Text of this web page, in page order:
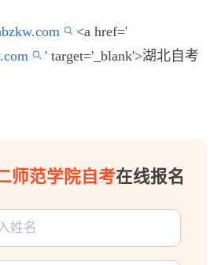
<a href='
' target='_blank'>湖北自考
师范学院自考在线报名